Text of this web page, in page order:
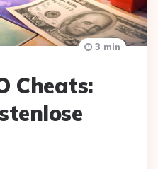
Cheats:
3 min